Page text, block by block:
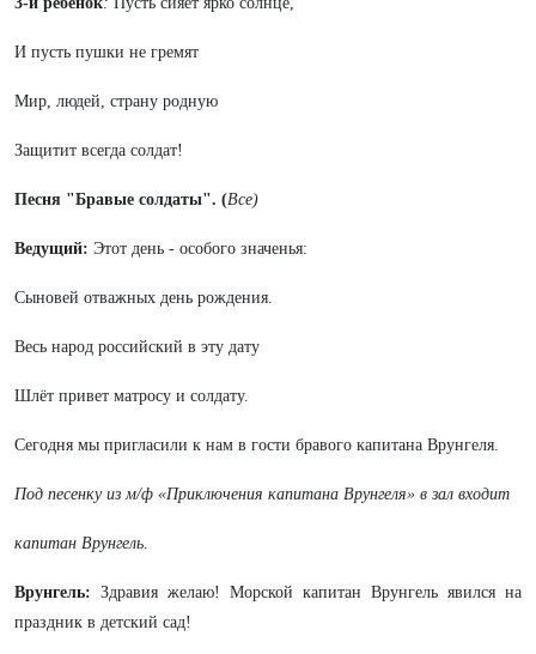
И пусть пушки не гремят
Мир, людей, страну родную
Защитит всегда солдат!
Песня "Бравые солдаты". (Все)
Ведущий: Этот день - особого значенья:
Сыновей отважных день рождения.
Весь народ российский в эту дату
Шлёт привет матросу и солдату.
Сегодня мы пригласили к нам в гости бравого капитана Врунгеля.
Под песенку из м/ф «Приключения капитана Врунгеля» в зал входит
капитан Врунгель.
Врунгель: Здравия желаю! Морской капитан Врунгель явился на
праздник в детский сад!